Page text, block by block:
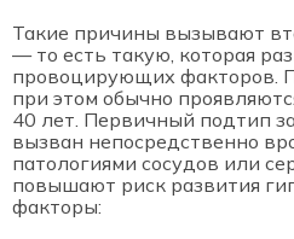
Такие причины вызывают
— то есть такую, которая
провоцирующих факторов.
при этом обычно
40 лет. Первичный подтип
вызван непосредственно
патологиями сосудов или
повышают риск развития
факторы: